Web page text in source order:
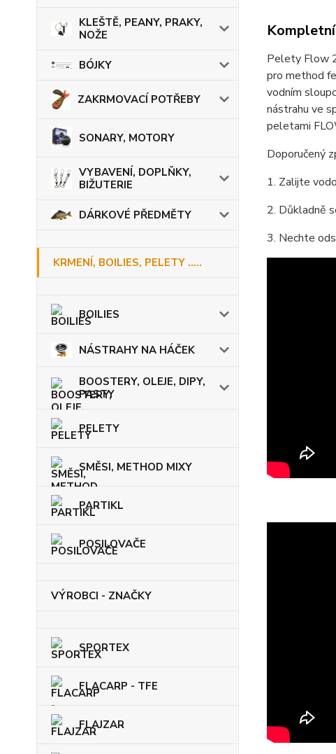
KLEŠTĚ, PEANY, PRAKY,
NOŽE
BÓJKY
ZAKRMOVACÍ POTŘEBY
SONARY, MOTORY
VYBAVENÍ, DOPLŇKY,
BIŽUTERIE
DÁRKOVÉ PŘEDMĚTY
KRMENÍ, BOILIES, PELETY .....
BOILIES
NÁSTRAHY NA HÁČEK
BOOSTERY, OLEJE, DIPY,
PASTY
PELETY
SMĚSI, METHOD MIXY
PARTIKL
POSILOVAČE
VÝROBCI - ZNAČKY
SPORTEX
FLACARP - TFE
FLAJZAR
Pelety Flow
pro method
vodním
nástrahu ve
peletami
Doporučený
1. Zalijte
2. Důkladně
3. Nechte